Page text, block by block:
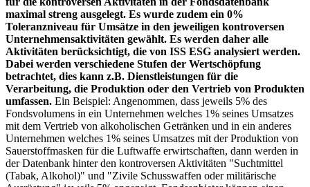
maximal streng ausgelegt. Es wurde zudem ein 0%
Toleranzniveau für Umsätze in den jeweiligen kontroversen
Unternehmensaktivitäten gewählt. Es werden daher alle
Aktivitäten berücksichtigt, die von ISS ESG analysiert werden.
Dabei werden verschiedene Stufen der Wertschöpfung
betrachtet, dies kann z.B. Dienstleistungen für die
Verarbeitung, die Produktion oder den Vertrieb von Produkten
umfassen. Ein Beispiel: Angenommen, dass jeweils 5% des
Fondsvolumens in ein Unternehmen welches 1% seines Umsatzes
mit dem Vertrieb von alkoholischen Getränken und in ein anderes
Unternehmen welches 1% seines Umsatzes mit der Produktion von
Sauerstoffmasken für die Luftwaffe erwirtschaften, dann werden in
der Datenbank hinter den kontroversen Aktivitäten "Suchtmittel
(Tabak, Alkohol)" und "Zivile Schusswaffen oder militärische